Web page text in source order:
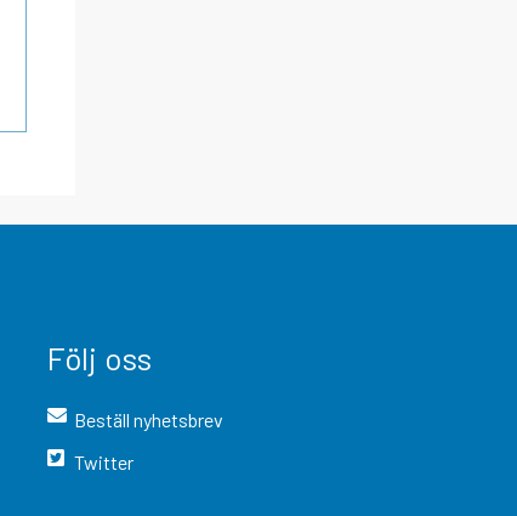
Följ oss
Beställ nyhetsbrev
Twitter